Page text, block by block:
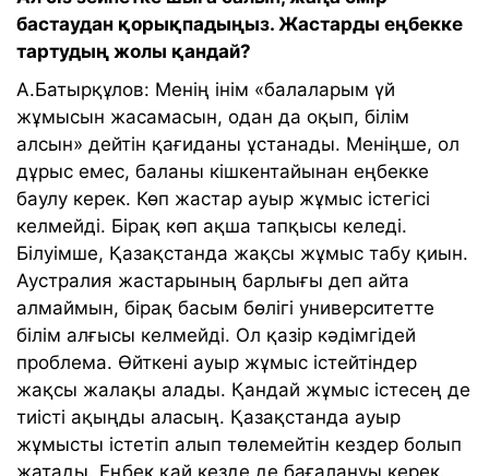
бастаудан қорықпадыңыз. Жастарды еңбекке
тартудың жолы қандай?
А.Батырқұлов: Менің інім «балаларым үй
жұмысын жасамасын, одан да оқып, білім
алсын» дейтін қағиданы ұстанады. Меніңше, ол
дұрыс емес, баланы кішкентайынан еңбекке
баулу керек. Көп жастар ауыр жұмыс істегісі
келмейді. Бірақ көп ақша тапқысы келеді.
Білуімше, Қазақстанда жақсы жұмыс табу қиын.
Аустралия жастарының барлығы деп айта
алмаймын, бірақ басым бөлігі университетте
білім алғысы келмейді. Ол қазір кәдімгідей
проблема. Өйткені ауыр жұмыс істейтіндер
жақсы жалақы алады. Қандай жұмыс істесең де
тиісті ақыңды аласың. Қазақстанда ауыр
жұмысты істетіп алып төлемейтін кездер болып